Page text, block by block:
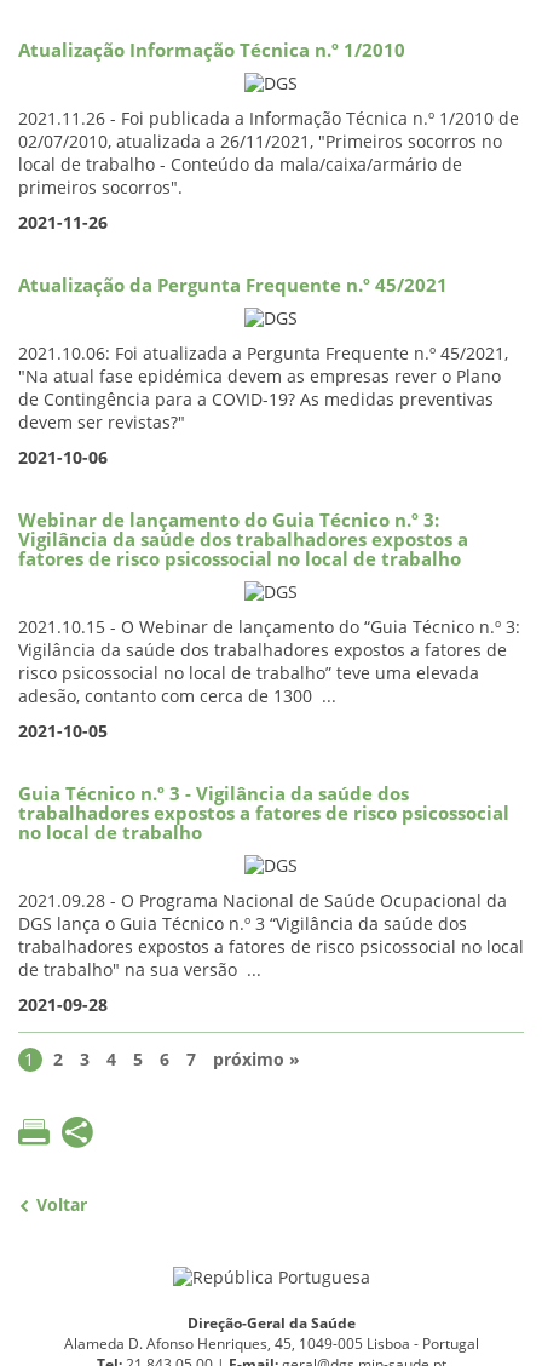
Atualização Informação Técnica n.º 1/2010
2021.11.26 - Foi publicada a Informação Técnica n.º 1/2010 de
02/07/2010, atualizada a 26/11/2021, "Primeiros socorros no
local de trabalho - Conteúdo da mala/caixa/armário de
primeiros socorros".
2021-11-26
Atualização da Pergunta Frequente n.º 45/2021
2021.10.06: Foi atualizada a Pergunta Frequente n.º 45/2021,
"Na atual fase epidémica devem as empresas rever o Plano
de Contingência para a COVID-19? As medidas preventivas
devem ser revistas?"
2021-10-06
Webinar de lançamento do Guia Técnico n.º 3:
Vigilância da saúde dos trabalhadores expostos a
fatores de risco psicossocial no local de trabalho
2021.10.15 - O Webinar de lançamento do “Guia Técnico n.º 3:
Vigilância da saúde dos trabalhadores expostos a fatores de
risco psicossocial no local de trabalho” teve uma elevada
adesão, contanto com cerca de 1300 ...
2021-10-05
Guia Técnico n.º 3 - Vigilância da saúde dos
trabalhadores expostos a fatores de risco psicossocial
no local de trabalho
2021.09.28 - O Programa Nacional de Saúde Ocupacional da
DGS lança o Guia Técnico n.º 3 “Vigilância da saúde dos
trabalhadores expostos a fatores de risco psicossocial no local
de trabalho" na sua versão ...
2021-09-28
1 2 3 4 5 6 7 próximo »
Voltar
Direção-Geral da Saúde
Alameda D. Afonso Henriques, 45, 1049-005 Lisboa - Portugal